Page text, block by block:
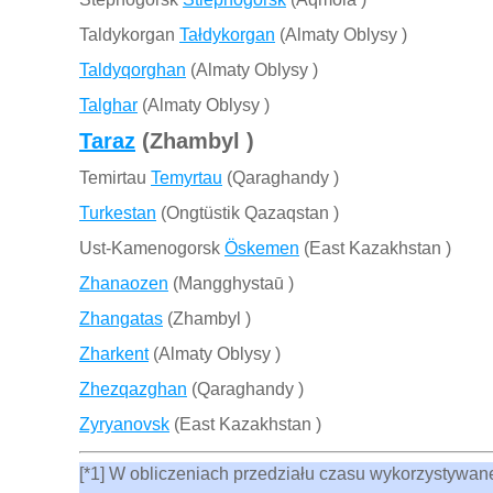
Taldykorgan Tałdykorgan (Almaty Oblysy )
Taldyqorghan (Almaty Oblysy )
Talghar (Almaty Oblysy )
Taraz (Zhambyl )
Temirtau Temyrtau (Qaraghandy )
Turkestan (Ongtüstik Qazaqstan )
Ust-Kamenogorsk Öskemen (East Kazakhstan )
Zhanaozen (Mangghystaū )
Zhangatas (Zhambyl )
Zharkent(Almaty Oblysy )
Zhezqazghan (Qaraghandy )
Zyryanovsk (East Kazakhstan )
[*1] W obliczeniach przedziału czasu